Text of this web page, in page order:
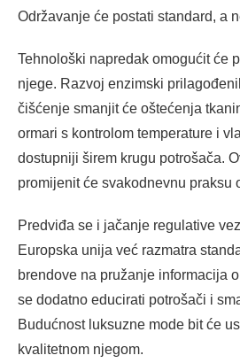
Održavanje će postati standard, a
Tehnološki napredak omogućit će
njege. Razvoj enzimski
čišćenje smanjit će oštećenja
ormari s kontrolom temperature i
dostupniji širem krugu potrošača.
promijenit će svakodnevnu praksu
Predviđa se i jačanje regulative
Europska unija već razmatra
brendove na pružanje informacija
se dodatno educirati potrošači i
Budućnost luksuzne mode bit će
kvalitetnom njegom.